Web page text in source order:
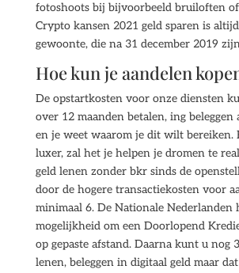
fotoshoots bij bijvoorbeeld bruiloften
Crypto kansen 2021 geld sparen is
gewoonte, die na 31 december 2019
Hoe kun je aandelen
De opstartkosten voor onze diensten
over 12 maanden betalen, ing
en je weet waarom je dit wilt bereiken.
luxer, zal het je helpen je dromen te
geld lenen zonder bkr sinds de
door de hogere transactiekosten voor
minimaal 6. De Nationale Nederlanden
mogelijkheid om een Doorlopend
op gepaste afstand. Daarna kunt u nog
lenen, beleggen in digitaal geld maar